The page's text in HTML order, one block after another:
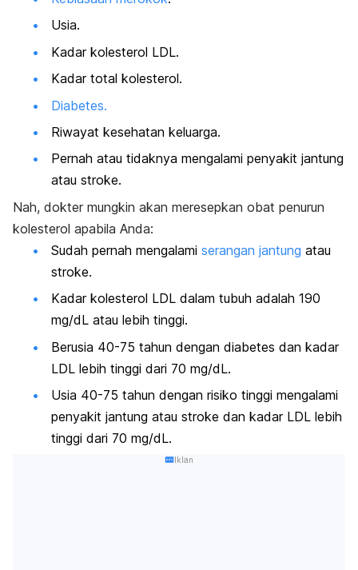
Usia.
Kadar kolesterol LDL.
Kadar total kolesterol.
Diabetes.
Riwayat kesehatan keluarga.
Pernah atau tidaknya mengalami penyakit jantung
atau stroke.
Nah, dokter mungkin akan meresepkan obat penurun
kolesterol apabila Anda:
Sudah pernah mengalami serangan jantung atau
stroke.
Kadar kolesterol LDL dalam tubuh adalah 190
mg/dL atau lebih tinggi.
Berusia 40-75 tahun dengan diabetes dan kadar
LDL lebih tinggi dari 70 mg/dL.
Usia 40-75 tahun dengan risiko tinggi mengalami
penyakit jantung atau stroke dan kadar LDL lebih
tinggi dari 70 mg/dL.
Iklan